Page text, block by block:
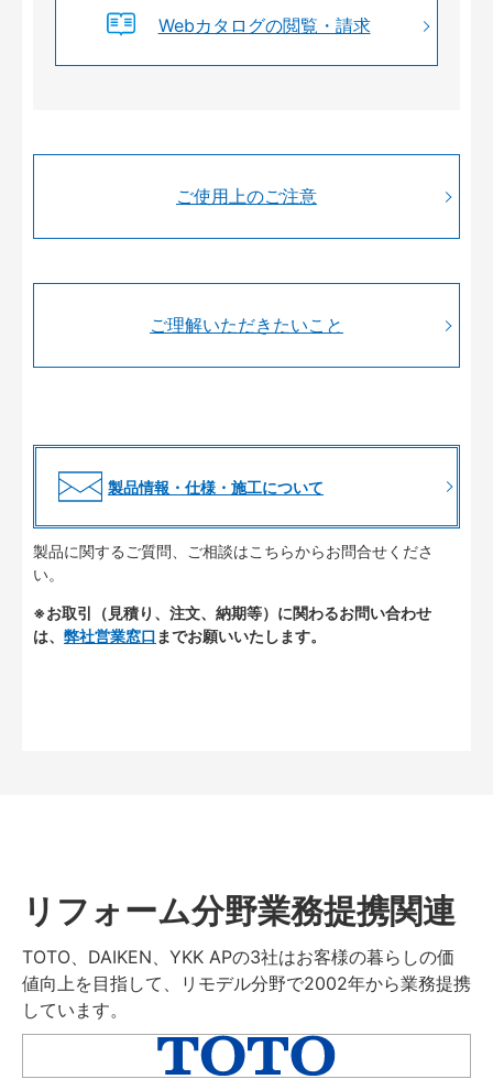
Webカタログの閲覧・請求
ご使用上のご注意
ご理解いただきたいこと
製品情報・仕様・施工について
製品に関するご質問、ご相談はこちらからお問合せくださ
い。
※お取引（見積り、注文、納期等）に関わるお問い合わせ
は、 弊社営業窓口 までお願いいたします。
リフォーム分野業務提携関連
TOTO、DAIKEN、YKK APの3社はお客様の暮らしの価
値向上を目指して、リモデル分野で2002年から業務提携
しています。